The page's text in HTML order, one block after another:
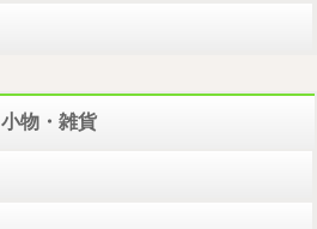
小物・雑貨